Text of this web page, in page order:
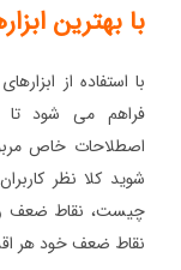
با بهترین
با استفاده از
فراهم می شود تا
اصطلاحات خاص
شوید کلا نظر
چیست، نقاط ضعف
نقاط ضعف خود هر